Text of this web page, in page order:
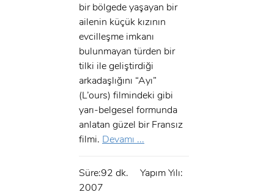
bir bölgede yaşayan bir
ailenin küçük kızının
evcilleşme imkanı
bulunmayan türden bir
tilki ile geliştirdiği
arkadaşlığını “Ayı”
(L’ours) filmindeki gibi
yarı-belgesel formunda
anlatan güzel bir Fransız
filmi. Devamı ...
Süre:92 dk.
Yapım Yılı:
2007